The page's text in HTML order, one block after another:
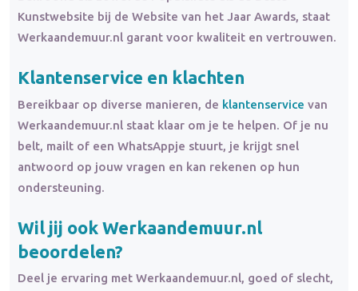
Kunstwebsite bij de Website van het Jaar Awards, staat
Werkaandemuur.nl garant voor kwaliteit en vertrouwen.
Klantenservice en klachten
Bereikbaar op diverse manieren, de klantenservice van
Werkaandemuur.nl staat klaar om je te helpen. Of je nu
belt, mailt of een WhatsAppje stuurt, je krijgt snel
antwoord op jouw vragen en kan rekenen op hun
ondersteuning.
Wil jij ook Werkaandemuur.nl
beoordelen?
Deel je ervaring met Werkaandemuur.nl, goed of slecht,